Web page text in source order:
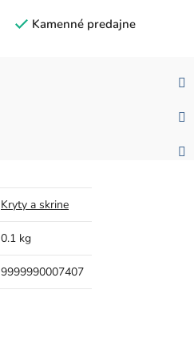
Kamenné predajne
Kryty a skrine
0.1 kg
9999990007407